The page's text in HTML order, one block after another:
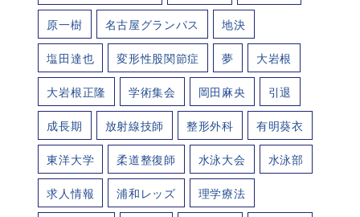
原一樹 名古屋グランパス 地決
塩田達也 変形性股関節症 夢 大岩根
大岩根正隆 学術集会 岡田麻央 引退
成長期 放射線技師 整形外科 有明葵衣
東洋大学 柔道整復師 水泳大会 水泳部
求人情報 浦和レッズ 理学療法